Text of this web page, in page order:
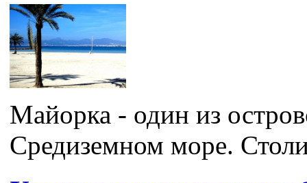
Майорка - один из
Средиземном море.